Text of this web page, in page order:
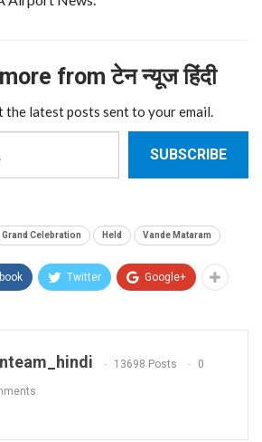
from टेन न्यूज हिंदी
the latest posts sent to your email.
SUBSCRIBE
Grand Celebration Held Vande Mataram
Twitter Google+
13698 Posts 0